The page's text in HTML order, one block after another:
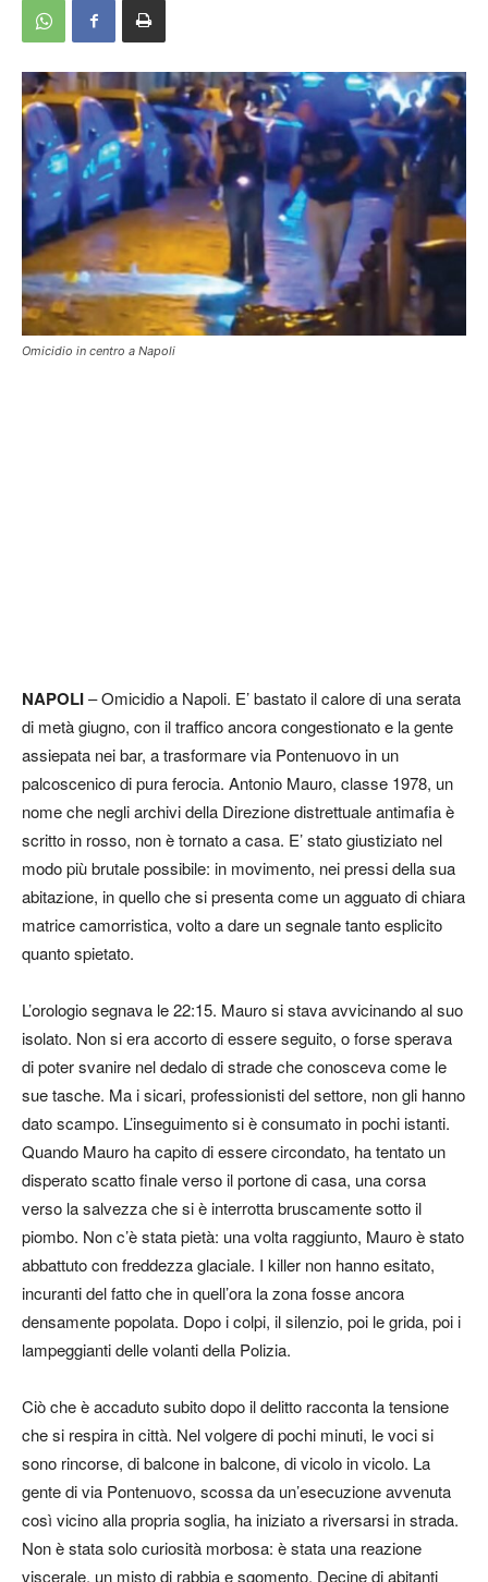
Omicidio in centro a Napoli
NAPOLI– Omicidio a Napoli. E’ bastato il calore di una serata
di metà giugno, con il traffico ancora congestionato e la gente
assiepata nei bar, a trasformare via Pontenuovo in un
palcoscenico di pura ferocia. Antonio Mauro, classe 1978, un
nome che negli archivi della Direzione distrettuale antimafia è
scritto in rosso, non è tornato a casa. E’ stato giustiziato nel
modo più brutale possibile: in movimento, nei pressi della sua
abitazione, in quello che si presenta come un agguato di chiara
matrice camorristica, volto a dare un segnale tanto esplicito
quanto spietato.
L’orologio segnava le 22:15. Mauro si stava avvicinando al suo
isolato. Non si era accorto di essere seguito, o forse sperava
di poter svanire nel dedalo di strade che conosceva come le
sue tasche. Ma i sicari, professionisti del settore, non gli hanno
dato scampo. L’inseguimento si è consumato in pochi istanti.
Quando Mauro ha capito di essere circondato, ha tentato un
disperato scatto finale verso il portone di casa, una corsa
verso la salvezza che si è interrotta bruscamente sotto il
piombo. Non c’è stata pietà: una volta raggiunto, Mauro è stato
abbattuto con freddezza glaciale. I killer non hanno esitato,
incuranti del fatto che in quell’ora la zona fosse ancora
densamente popolata. Dopo i colpi, il silenzio, poi le grida, poi i
lampeggianti delle volanti della Polizia.
Ciò che è accaduto subito dopo il delitto racconta la tensione
che si respira in città. Nel volgere di pochi minuti, le voci si
sono rincorse, di balcone in balcone, di vicolo in vicolo. La
gente di via Pontenuovo, scossa da un’esecuzione avvenuta
così vicino alla propria soglia, ha iniziato a riversarsi in strada.
Non è stata solo curiosità morbosa: è stata una reazione
viscerale, un misto di rabbia e sgomento. Decine di abitanti